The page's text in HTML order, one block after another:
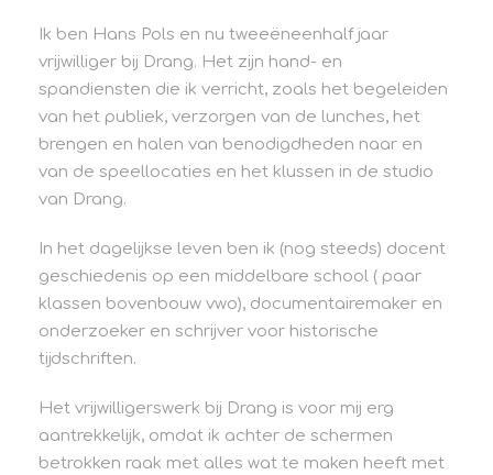
Ik ben Hans Pols en nu tweeëneenhalf jaar
vrijwilliger bij Drang. Het zijn hand- en
spandiensten die ik verricht, zoals het begeleiden
van het publiek, verzorgen van de lunches, het
brengen en halen van benodigdheden naar en
van de speellocaties en het klussen in de studio
van Drang.
In het dagelijkse leven ben ik (nog steeds) docent
geschiedenis op een middelbare school ( paar
klassen bovenbouw vwo), documentairemaker en
onderzoeker en schrijver voor historische
tijdschriften.
Het vrijwilligerswerk bij Drang is voor mij erg
aantrekkelijk, omdat ik achter de schermen
betrokken raak met alles wat te maken heeft met